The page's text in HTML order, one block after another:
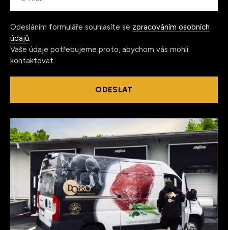
Odesláním formuláře souhlasíte se zpracováním osobních
údajů.
Vaše údaje potřebujeme proto, abychom vás mohli
kontaktovat.
ODESLAT